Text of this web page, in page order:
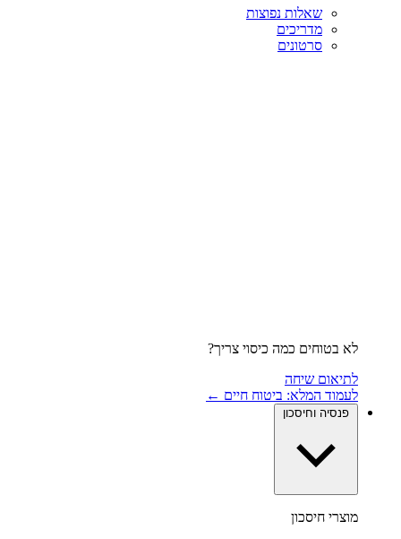
שאלות נפוצות
מדריכים
סרטונים
לא בטוחים כמה כיסוי צריך?
לתיאום שיחה
לעמוד המלא: ביטוח חיים ←
פנסיה וחיסכון
מוצרי חיסכון